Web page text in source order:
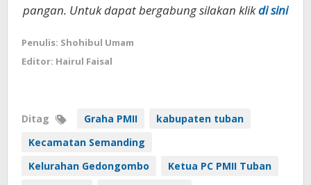
pangan. Untuk dapat bergabung silakan klikdi sini
Penulis: Shohibul Umam
Editor: Hairul Faisal
Ditag Graha PMII
kabupaten tuban
Kecamatan Semanding
Kelurahan Gedongombo
Ketua PC PMII Tuban